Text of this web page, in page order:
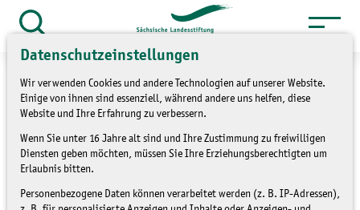
Datenschutzeinstellungen
Wir verwenden Cookies und andere Technologien auf unserer Website.
Einige von ihnen sind essenziell, während andere uns helfen, diese
Website und Ihre Erfahrung zu verbessern.
Wenn Sie unter 16 Jahre alt sind und Ihre Zustimmung zu freiwilligen
Diensten geben möchten, müssen Sie Ihre Erziehungsberechtigten um
Erlaubnis bitten.
Personenbezogene Daten können verarbeitet werden (z. B. IP-Adressen),
Zum
Inhalt
springen
öffnen
Themen » Naturschutzstationen
» Überblick Naturschutzstationen